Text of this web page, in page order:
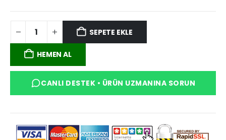
SEPETE EKLE
HEMEN AL
CANLI DESTEK • ÜRÜN UZMANINA SORUN